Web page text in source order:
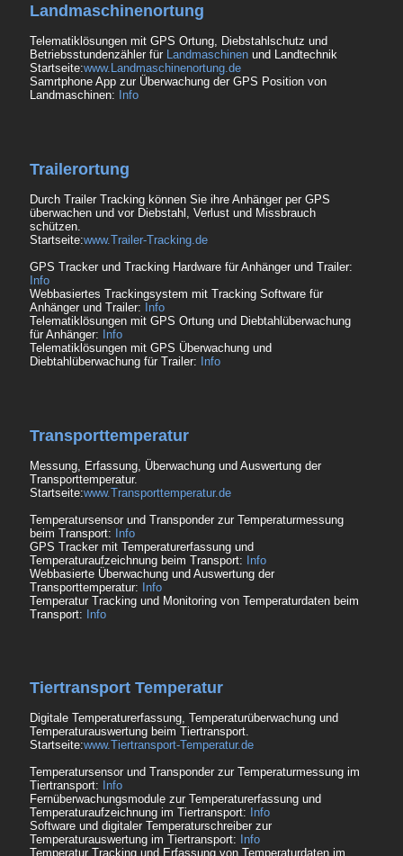
Landmaschinenortung
Telematiklösungen mit GPS Ortung, Diebstahlschutz und
Betriebsstundenzähler für
Landmaschinen und Landtechnik
Startseite:www.Landmaschinenortung.de
Samrtphone App zur Überwachung der GPS Position von
Landmaschinen:
Info
Trailerortung
Durch Trailer Tracking können Sie ihre Anhänger per GPS
überwachen und vor Diebstahl, Verlust und Missbrauch
schützen.
Startseite:www.Trailer-Tracking.de
GPS Tracker und Tracking Hardware für Anhänger und Trailer:
Info
Webbasiertes Trackingsystem mit Tracking Software für
Anhänger und Trailer: Info
Telematiklösungen mit GPS Ortung und Diebtahlüberwachung
für Anhänger: Info
Telematiklösungen mit GPS Überwachung und
Diebtahlüberwachung für Trailer: Info
Transporttemperatur
Messung, Erfassung, Überwachung und Auswertung der
Transporttemperatur.
Startseite:www.Transporttemperatur.de
Temperatursensor und Transponder zur Temperaturmessung
beim Transport: Info
GPS Tracker mit Temperaturerfassung und
Temperaturaufzeichnung beim Transport: Info
Webbasierte Überwachung und Auswertung der
Transporttemperatur: Info
Temperatur Tracking und Monitoring von Temperaturdaten beim
Transport: Info
Tiertransport Temperatur
Digitale Temperaturerfassung, Temperaturüberwachung und
Temperaturauswertung beim Tiertransport.
Startseite:www.Tiertransport-Temperatur.de
Temperatursensor und Transponder zur Temperaturmessung im
Tiertransport:
Info
Fernüberwachungsmodule zur Temperaturerfassung und
Temperaturaufzeichnung im Tiertransport:
Info
Software und digitaler Temperaturschreiber zur
Temperaturauswertung im Tiertransport:
Info
Temperatur Tracking und Erfassung von Temperaturdaten im